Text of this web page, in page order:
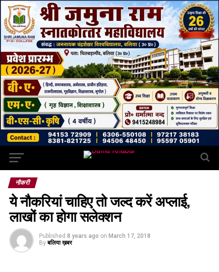
नौकरी
ये नौकरियां चाहिए तो जल्द करें अप्लाई,
लाखों का होगा सलेक्शन
Published 8 years ago on March 17, 2018
By बलिया ख़बर